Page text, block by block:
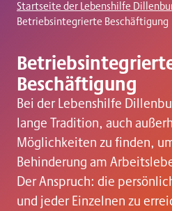
Startseite der Lebenshilfe
Betriebsintegrierte Beschäftigung
Beschäftigung
Bei der Lebenshilfe
lange Tradition, auch
Möglichkeiten zu finden,
Behinderung am
Der Anspruch: die
und jeder Einzelnen zu